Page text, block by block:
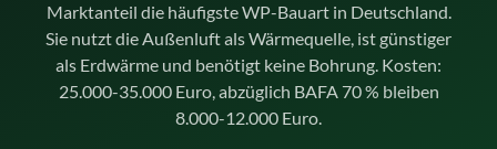
Marktanteil die häufigste WP-Bauart in Deutschland.
Sie nutzt die Außenluft als Wärmequelle, ist günstiger
als Erdwärme und benötigt keine Bohrung. Kosten:
25.000-35.000 Euro, abzüglich BAFA 70 % bleiben
8.000-12.000 Euro.